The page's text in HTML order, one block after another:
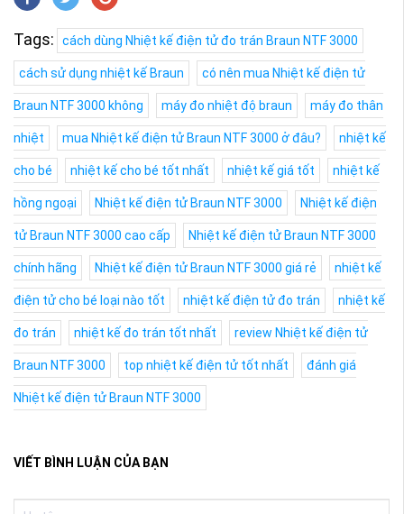
Tags: cách dùng Nhiệt kế điện tử đo trán Braun NTF 3000
cách sử dụng nhiệt kế Braun có nên mua Nhiệt kế điện tử
Braun NTF 3000 không máy đo nhiệt độ braun máy đo thân
nhiệt mua Nhiệt kế điện tử Braun NTF 3000 ở đâu? nhiệt kế
cho bé nhiệt kế cho bé tốt nhất nhiệt kế giá tốt nhiệt kế
hồng ngoại Nhiệt kế điện tử Braun NTF 3000 Nhiệt kế điện
tử Braun NTF 3000 cao cấp Nhiệt kế điện tử Braun NTF 3000
chính hãng Nhiệt kế điện tử Braun NTF 3000 giá rẻ nhiệt kế
điện tử cho bé loại nào tốt nhiệt kế điện tử đo trán nhiệt kế
đo trán nhiệt kế đo trán tốt nhất review Nhiệt kế điện tử
Braun NTF 3000 top nhiệt kế điện tử tốt nhất đánh giá
Nhiệt kế điện tử Braun NTF 3000
VIẾT BÌNH LUẬN CỦA BẠN